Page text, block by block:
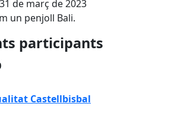
de març de 2023
un penjoll Bali.
participants
Castellbisbal